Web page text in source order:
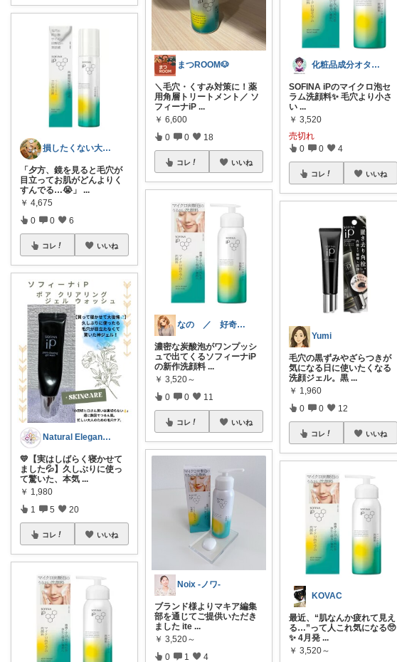
損したくない大人の女性へ。1万人が保存✨
「夕方、鏡を見ると毛穴が
目立ってお肌がどんよりく
すんでる…😭」
...
￥ 4,675
0 0 6
コレ いいね
Natural Elegance169
💛【実はしばらく寝かせて
ました💦】久しぶりに使っ
て驚いた、本気 ...
￥ 1,980
1 5 20
コレ いいね
まつROOM🐶
＼毛穴・くすみ対策に！薬
用角層トリートメント／ ソ
フィーナiP ...
￥ 6,600
0 0 18
コレ いいね
なの ／ 好奇心コスメ
濃密な炭酸泡がワンプッシ
ュで出てくるソフィーナiP
の新作洗顔料 ...
￥ 3,520～
0 0 11
コレ いいね
Noix -ノワ-
ブランド様よりマキア編集
部を通じてご提供いただき
ました ite ...
￥ 3,520～
0 1 4
化粧品成分オタクチャンネル
SOFINA iPのマイクロ泡セ
ラム洗顔料✨ 毛穴より小さ
い ...
￥ 3,520
売切れ
0 0 4
コレ いいね
Yumi
毛穴の黒ずみやざらつきが
気になる日に使いたくなる
洗顔ジェル。黒 ...
￥ 1,960
0 0 12
コレ いいね
KOVAC
最近、“肌なんか疲れて見え
る…”って人これ気になる🥺
✨ 4月発 ...
￥ 3,520～